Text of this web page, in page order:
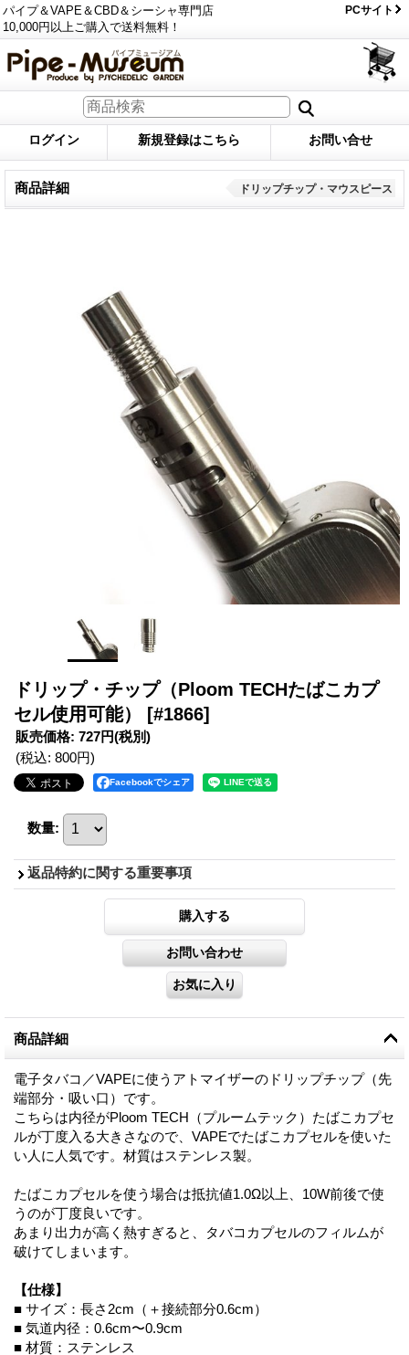
パイプ＆VAPE＆CBD＆シーシャ専門店
10,000円以上ご購入で送料無料！
PCサイト
ログイン 新規登録はこちら お問い合せ
商品詳細 ドリップチップ・マウスピース
ドリップ・チップ（Ploom TECHたばこカプ
セル使用可能） [#1866]
販売価格: 727円(税別)
(税込: 800円)
Facebookでシェア
数量:
返品特約に関する重要事項
商品詳細
電子タバコ／VAPEに使うアトマイザーのドリップチップ（先
端部分・吸い口）です。
こちらは内径がPloom TECH（プルームテック）たばこカプセ
ルが丁度入る大きさなので、VAPEでたばこカプセルを使いた
い人に人気です。材質はステンレス製。
たばこカプセルを使う場合は抵抗値1.0Ω以上、10W前後で使
うのが丁度良いです。
あまり出力が高く熱すぎると、タバコカプセルのフィルムが
破けてしまいます。
【仕様】
■ サイズ：長さ2cm（＋接続部分0.6cm）
■ 気道内径：0.6cm〜0.9cm
■ 材質：ステンレス